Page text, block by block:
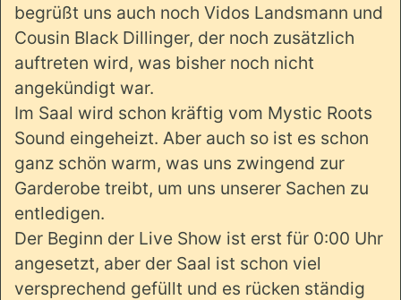
begrüßt uns auch noch Vidos Landsmann und
Cousin Black Dillinger, der noch zusätzlich
auftreten wird, was bisher noch nicht
angekündigt war.
Im Saal wird schon kräftig vom Mystic Roots
Sound eingeheizt. Aber auch so ist es schon
ganz schön warm, was uns zwingend zur
Garderobe treibt, um uns unserer Sachen zu
entledigen.
Der Beginn der Live Show ist erst für 0:00 Uhr
angesetzt, aber der Saal ist schon viel
versprechend gefüllt und es rücken ständig